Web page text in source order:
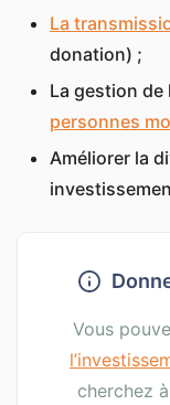
La
donation) ;
La gestion de
personnes
Améliorer la
Vous
cherchez